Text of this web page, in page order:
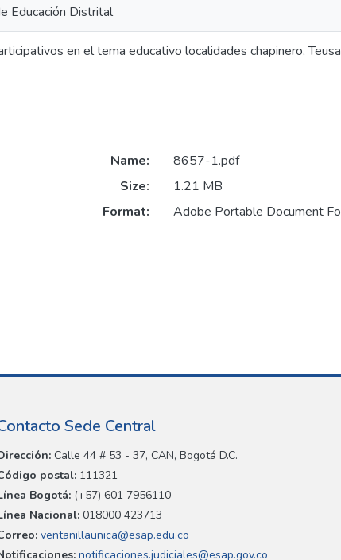
Educación Distrital
en el tema educativo localidades chapinero,
Name:
8657-1.pdf
Size:
1.21 MB
Format:
Adobe Portable Document
Sede Central
Calle 44 # 53 - 37, CAN, Bogotá D.C.
postal: 111321
Bogotá: (+57) 601 7956110
Nacional: 018000 423713
ventanillaunica@esap.edu.co
notificaciones.judiciales@esap.gov.co